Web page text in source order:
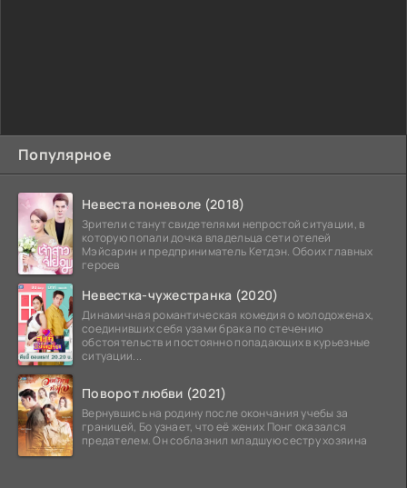
Популярное
Невеста поневоле (2018)
Зрители станут свидетелями непростой ситуации, в
которую попали дочка владельца сети отелей
Мэйсарин и предприниматель Кетдэн. Обоих главных
героев
Невестка-чужестранка (2020)
Динамичная романтическая комедия о молодоженах,
соединивших себя узами брака по стечению
обстоятельств и постоянно попадающих в курьезные
ситуации...
Поворот любви (2021)
Вернувшись на родину после окончания учебы за
границей, Бо узнает, что её жених Понг оказался
предателем. Он соблазнил младшую сестру хозяина